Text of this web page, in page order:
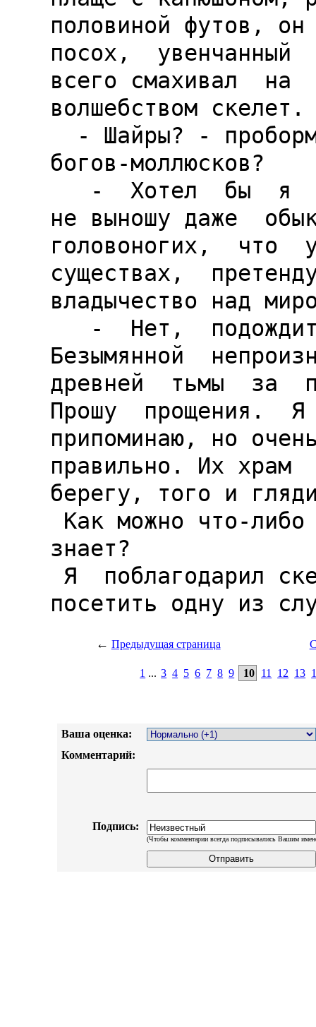
← Предыдущая страница
1 ... 3 4 5 6 7 8 9 10 11 12 13
Ваша оценка:
Комментарий:
Подпись:
(Чтобы комментарии всегда подписывались Вашим